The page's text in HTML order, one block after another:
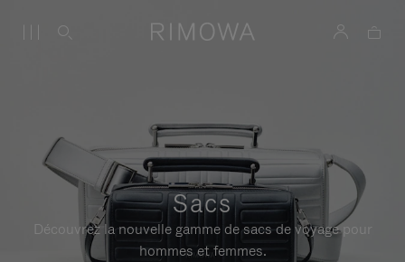
Sacs
Découvrez la nouvelle gamme de sacs de voyage pour
hommes et femmes.